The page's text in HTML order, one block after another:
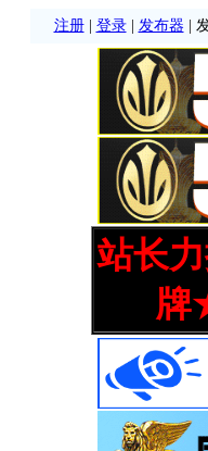
注册| 登录| 发布器 |
站长
牌